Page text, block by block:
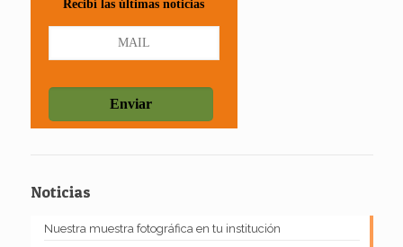
Recibí las últimas noticias
Noticias
Nuestra muestra fotográfica en tu institución